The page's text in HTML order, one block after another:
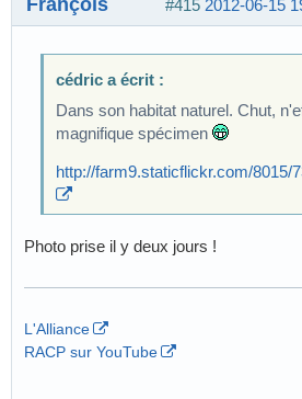
#415 2012-06-15
cédric a écrit :
Dans son habitat naturel. Chut,
magnifique spécimen
http://farm9.staticflickr.com/8015/
Photo prise il y deux jours !
L'Alliance
RACP sur YouTube